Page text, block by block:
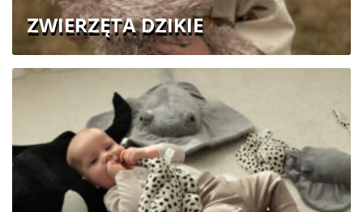
ZWIERZĘTA DZIKIE